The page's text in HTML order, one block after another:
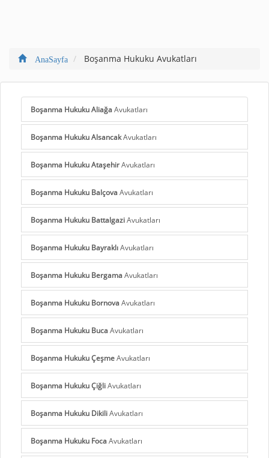
AnaSayfa Boşanma Hukuku Avukatları
Boşanma Hukuku AliağaAvukatları
Boşanma Hukuku AlsancakAvukatları
Boşanma Hukuku AtaşehirAvukatları
Boşanma Hukuku BalçovaAvukatları
Boşanma Hukuku BattalgaziAvukatları
Boşanma Hukuku BayraklıAvukatları
Boşanma Hukuku BergamaAvukatları
Boşanma Hukuku BornovaAvukatları
Boşanma Hukuku BucaAvukatları
Boşanma Hukuku ÇeşmeAvukatları
Boşanma Hukuku ÇiğliAvukatları
Boşanma Hukuku DikiliAvukatları
Boşanma Hukuku FocaAvukatları